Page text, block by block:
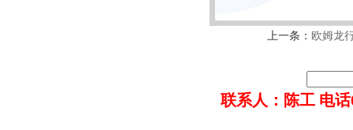
上一条： 欧姆龙
联系人：陈工 电话